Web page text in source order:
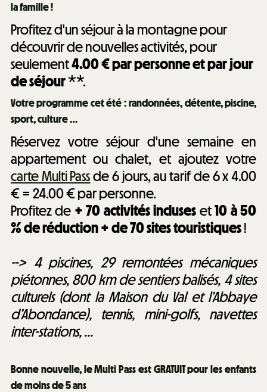
la famille !
Profitez d'un séjour à la montagne pour
découvrir de nouvelles activités, pour
seulement4.00 € par personne et par jour
de séjour**.
Votre programme cet été : randonnées, détente, piscine,
sport, culture …
Réservez votre séjour d'une semaine en
appartement ou chalet, et ajoutez votre
carte Multi Passde 6 jours, au tarif de 6 x 4.00
€ = 24.00 € par personne.
Profitez de + 70 activités incluses et10 à 50
% de réduction + de 70 sites touristiques!
--> 4 piscines, 29 remontées mécaniques
piétonnes, 800 km de sentiers balisés, 4 sites
culturels (dont la Maison du Val et l’Abbaye
d’Abondance), tennis, mini-golfs, navettes
inter-stations, ...
Bonne nouvelle, le Multi Pass estGRATUIT pour les enfants
de moins de 5 ans